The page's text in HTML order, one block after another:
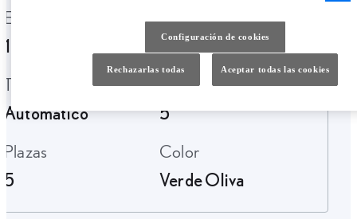
128 g/km
Etiqueta ambiental
N/A
Transmisión
Automático
Puertas
5
Plazas
5
Color
Verde Oliva
Configuración de cookies
Rechazarlas todas Aceptar todas las cookies